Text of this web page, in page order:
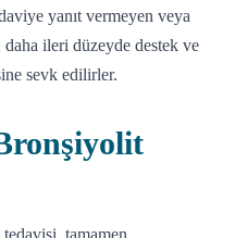
yanıt vermeyen veya
ileri düzeyde destek ve
sevk edilirler.
tamamen